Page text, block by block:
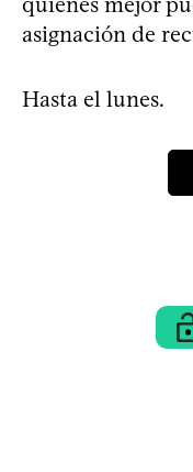
asignación de
Hasta el lunes.